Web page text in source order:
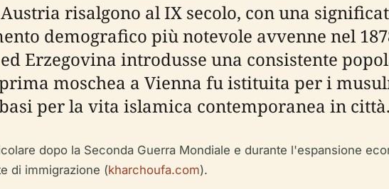
risalgono al IX secolo, con una
demografico più notevole avvenne nel
Erzegovina introdusse una consistente
moschea a Vienna fu istituita per i
per la vita islamica contemporanea in città.
dopo la Seconda Guerra Mondiale e durante l'espansione
di immigrazione (kharchoufa.com).